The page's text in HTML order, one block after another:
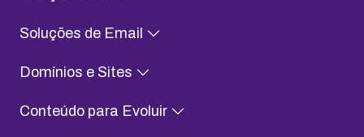
Soluções de Email
Domínios e Sites
Conteúdo para Evoluir